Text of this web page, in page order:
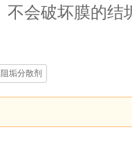
不会破坏膜的结
垢分散剂